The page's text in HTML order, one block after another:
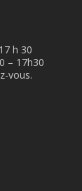
h 30
– 17h30
vous.